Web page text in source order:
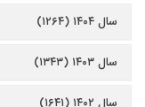
سال ۱۴۰۴ (۱۲۶۴)
سال ۱۴۰۳ (۱۳۴۳)
سال ۱۴۰۲ (۱۶۴۱)